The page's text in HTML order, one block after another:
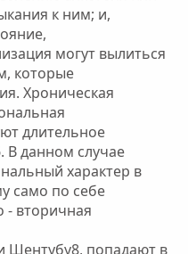
к ним; и,
могут вылиться
которые
Хроническая
длительное
В данном случае
характер в
само по себе
- вторичная
Шентубу8, попадают в